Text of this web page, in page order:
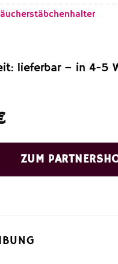
lieferbar – in 4-5
ZUM